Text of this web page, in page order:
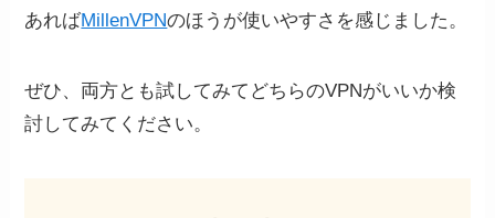
あればMillenVPNのほうが使いやすさを感じました。
ぜひ、両方とも試してみてどちらのVPNがいいか検
討してみてください。